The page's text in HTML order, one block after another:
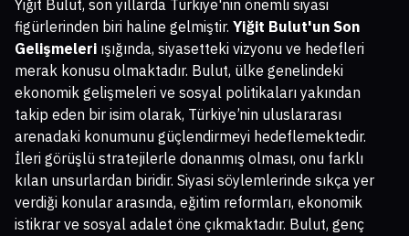
Yiğit Bulut, son yıllarda Türkiye'nin önemli siyasi
figürlerinden biri haline gelmiştir. Yiğit Bulut'un Son
Gelişmeleri ışığında, siyasetteki vizyonu ve hedefleri
merak konusu olmaktadır. Bulut, ülke genelindeki
ekonomik gelişmeleri ve sosyal politikaları yakından
takip eden bir isim olarak, Türkiye’nin uluslararası
arenadaki konumunu güçlendirmeyi hedeflemektedir.
İleri görüşlü stratejilerle donanmış olması, onu farklı
kılan unsurlardan biridir. Siyasi söylemlerinde sıkça yer
verdiği konular arasında, eğitim reformları, ekonomik
istikrar ve sosyal adalet öne çıkmaktadır. Bulut, genç